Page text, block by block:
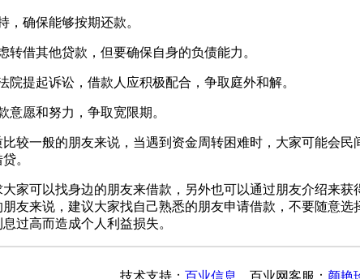
，确保能够按期还款。
借其他贷款，但要确保自身的负债能力。
提起诉讼，借款人应积极配合，争取庭外和解。
愿和努力，争取宽限期。
较一般的朋友来说，当遇到资金周转困难时，大家可能会
。
家可以找身边的朋友来借款，另外也可以通过朋友介绍来
友来说，建议大家找自己熟悉的朋友申请借款，不要随意
过高而造成个人利益损失。
技术支持： 百业信息 百业网客服： 颜艳